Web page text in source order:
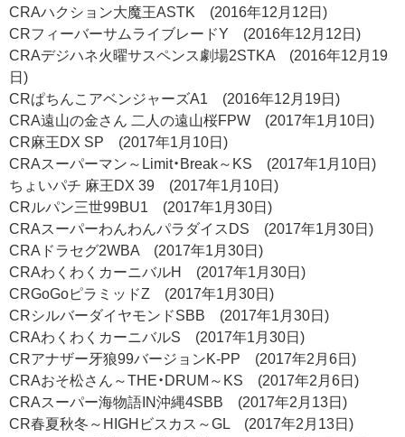
CRAハクション大魔王ASTK (2016年12月12日)
CRフィーバーサムライブレードY (2016年12月12日)
CRAデジハネ火曜サスペンス劇場2STKA (2016年12月19
日)
CRぱちんこアベンジャーズA1 (2016年12月19日)
CRA遠山の金さん 二人の遠山桜FPW (2017年1月10日)
CR麻王DX SP (2017年1月10日)
CRAスーパーマン～Limit・Break～KS (2017年1月10日)
ちょいパチ 麻王DX 39 (2017年1月10日)
CRルパン三世99BU1 (2017年1月30日)
CRAスーパーわんわんパラダイスDS (2017年1月30日)
CRAドラセグ2WBA (2017年1月30日)
CRAわくわくカーニバルH (2017年1月30日)
CRGoGoピラミッドZ (2017年1月30日)
CRシルバーダイヤモンドSBB (2017年1月30日)
CRAわくわくカーニバルS (2017年1月30日)
CRアナザー牙狼99バージョンK-PP (2017年2月6日)
CRAおそ松さん～THE・DRUM～KS (2017年2月6日)
CRAスーパー海物語IN沖縄4SBB (2017年2月13日)
CR春夏秋冬～HIGHビスカス～GL (2017年2月13日)